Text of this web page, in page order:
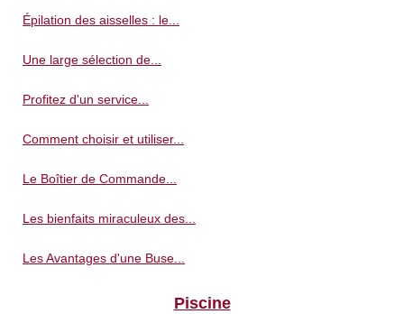
Épilation des aisselles : le...
Une large sélection de...
Profitez d'un service...
Comment choisir et utiliser...
Le Boîtier de Commande...
Les bienfaits miraculeux des...
Les Avantages d'une Buse...
Piscine